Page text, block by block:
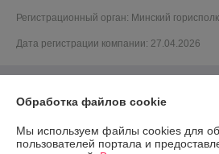
Регистрационный орган: Минский
Дата регистрации компании: 27.04.2026
Обработка файлов cookie
Мы используем файлы cookies для
пользователей портала и